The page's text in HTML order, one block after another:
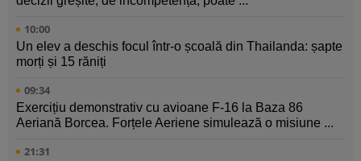
10:00
Un elev a deschis focul într-o școală din Thailanda: șapte
morți și 15 răniți
09:34
Exercițiu demonstrativ cu avioane F-16 la Baza 86
Aeriană Borcea. Forțele Aeriene simulează o misiune ...
21:31